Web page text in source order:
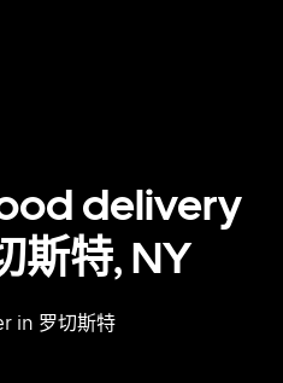
delivery
斯特, NY
in 罗切斯特